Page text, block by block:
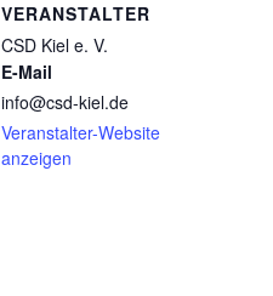
VERANSTALTER
CSD Kiel e. V.
E-Mail
info@csd-kiel.de
Veranstalter-Website
anzeigen